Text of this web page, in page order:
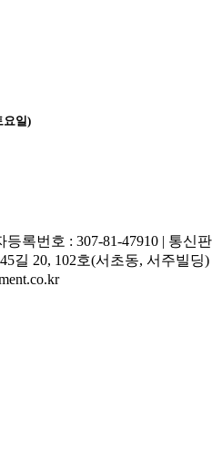
요일)
록번호 : 307-81-47910 | 통신
길 20, 102호(서초동, 서주빌딩